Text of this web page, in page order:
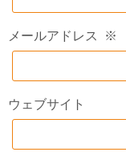
メールアドレス ※
ウェブサイト